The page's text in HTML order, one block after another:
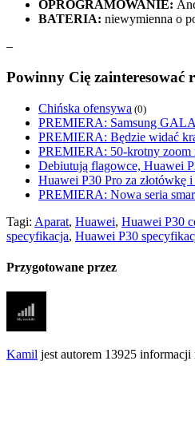
OPROGRAMOWANIE:
BATERIA: niewymienna o
–
Powinny Cię zainteresować
Chińska ofensywa (0)
PREMIERA: Samsung
PREMIERA: Będzie widać
PREMIERA: 50-krotny
Debiutują flagowce, Huawei
Huawei P30 Pro za
PREMIERA: Nowa seria
Tagi: Aparat, Huawei, Huawei P30
specyfikacja, Huawei P30
Przygotowane przez
Kamil jest autorem 13925